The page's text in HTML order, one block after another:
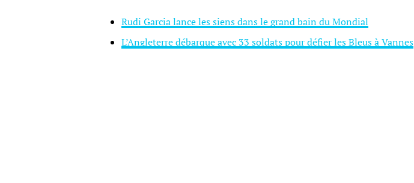
Rudi Garcia lance les siens dans le grand bain du Mondial
L’Angleterre débarque avec 33 soldats pour défier les Bleus à Vannes